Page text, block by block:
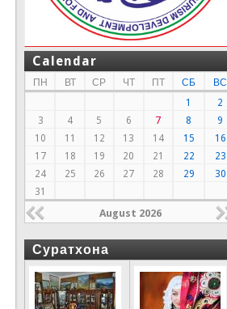
Calendar
ПН ВТ СР ЧТ ПТ СБ
ВС
1
2
3
4 5 6 7 8
9
10
11 12 13 14 15
16
17
18 19 20 21 22
23
24
25 26 27 28 29
30
31
August 2026
Суратхона